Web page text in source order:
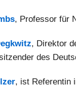
, Professor für
, Direktor
des
, ist Referentin